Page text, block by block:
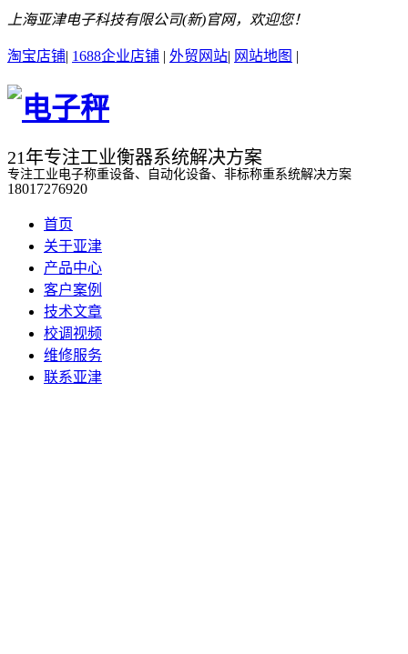
上海亚津电子科技有限公司(新)官网，欢迎您！
淘宝店铺| 1688企业店铺 | 外贸网站| 网站地图 |
21年专注工业衡器系统解决方案
专注工业电子称重设备、自动化设备、非标称重系统解决方案
18017276920
首页
关于亚津
产品中心
客户案例
技术文章
校调视频
维修服务
联系亚津